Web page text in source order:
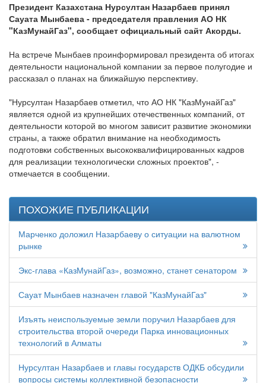
Президент Казахстана Нурсултан Назарбаев принял
Сауата Мынбаева - председателя правления АО НК
"КазМунайГаз", сообщает официальный сайт Акорды.
На встрече Мынбаев проинформировал президента об итогах
деятельности национальной компании за первое полугодие и
рассказал о планах на ближайшую перспективу.
"Нурсултан Назарбаев отметил, что АО НК "КазМунайГаз"
является одной из крупнейших отечественных компаний, от
деятельности которой во многом зависит развитие экономики
страны, а также обратил внимание на необходимость
подготовки собственных высококвалифицированных кадров
для реализации технологически сложных проектов", -
отмечается в сообщении.
ПОХОЖИЕ ПУБЛИКАЦИИ
Марченко доложил Назарбаеву о ситуации на валютном
рынке
Экс-глава «КазМунайГаз», возможно, станет сенатором
Сауат Мынбаев назначен главой "КазМунайГаз"
Изъять неиспользуемые земли поручил Назарбаев для
строительства второй очереди Парка инновационных
технологий в Алматы
Нурсултан Назарбаев и главы государств ОДКБ обсудили
вопросы системы коллективной безопасности